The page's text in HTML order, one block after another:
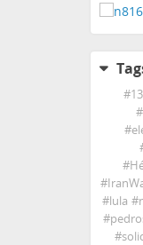
#
#
#
#
#
#lula #
#
#